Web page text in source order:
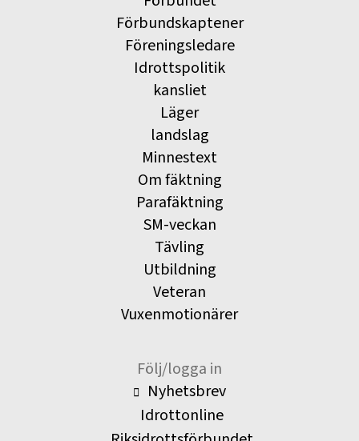
Förbundskaptener
Föreningsledare
Idrottspolitik
kansliet
Läger
landslag
Minnestext
Om fäktning
Parafäktning
SM-veckan
Tävling
Utbildning
Veteran
Vuxenmotionärer
Följ/logga in
Nyhetsbrev
Idrottonline